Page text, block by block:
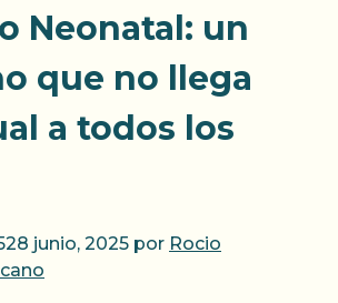
Neonatal: un
que no llega
a todos los
28 junio, 2025 por Rocio